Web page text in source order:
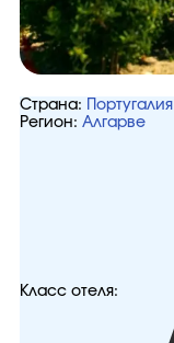
Страна:
Португалия
Регион: Алгарве
Класс отеля: